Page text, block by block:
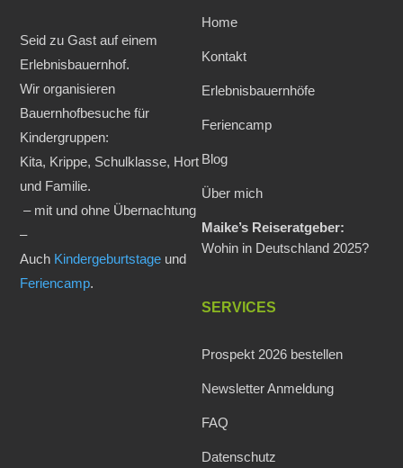
Seid zu Gast auf einem
Erlebnisbauernhof.
Wir organisieren
Bauernhofbesuche für
Kindergruppen:
Kita, Krippe, Schulklasse, Hort
und Familie.
– mit und ohne Übernachtung
–
Auch Kindergeburtstage und
Feriencamp.
Home
Kontakt
Erlebnisbauernhöfe
Feriencamp
Blog
Über mich
Maike’s Reiseratgeber:
Wohin in Deutschland 2025?
SERVICES
Prospekt 2026 bestellen
Newsletter Anmeldung
FAQ
Datenschutz